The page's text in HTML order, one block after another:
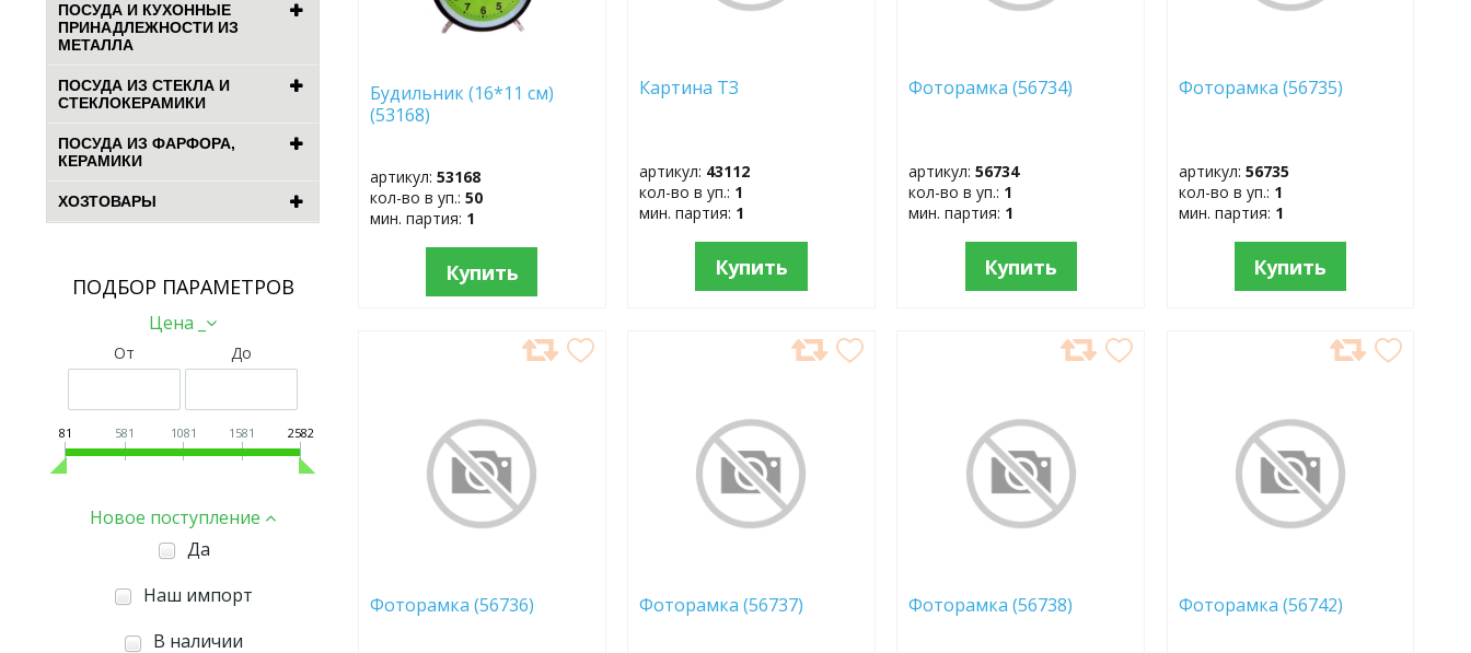
ПОСУДА И КУХОННЫЕ
ПРИНАДЛЕЖНОСТИ ИЗ
МЕТАЛЛА
ПОСУДА ИЗ СТЕКЛА И
СТЕКЛОКЕРАМИКИ
ПОСУДА ИЗ ФАРФОРА,
КЕРАМИКИ
ХОЗТОВАРЫ
ПОДБОР ПАРАМЕТРОВ
Цена _
От До
81 581 1081 1581 2582
Новое поступление
Да
Наш импорт
В наличии
Будильник (16*11 см)
(53168)
артикул:53168
кол-во в уп.:50
мин. партия: 1
Купить
Картина ТЗ
артикул: 43112
кол-во в уп.: 1
мин. партия: 1
Купить
Фоторамка (56734)
артикул:56734
кол-во в уп.: 1
мин. партия: 1
Купить
Фоторамка (56735)
артикул: 56735
кол-во в уп.: 1
мин. партия: 1
Купить
Фоторамка (56736) Фоторамка (56737) Фоторамка (56738) Фоторамка (56742)